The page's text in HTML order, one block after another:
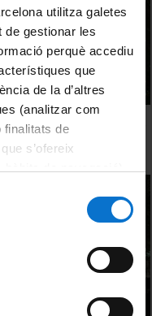
utilitza galetes
de gestionar les
perquè accediu
que
de la d’altres
(analitzar com
finalitats de
s’ofereix
lloc web de la
a Arqueologia – Dra.